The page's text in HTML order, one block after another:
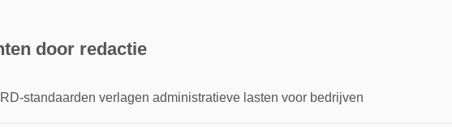
door redactie
standaarden verlagen administratieve lasten voor bedrijven